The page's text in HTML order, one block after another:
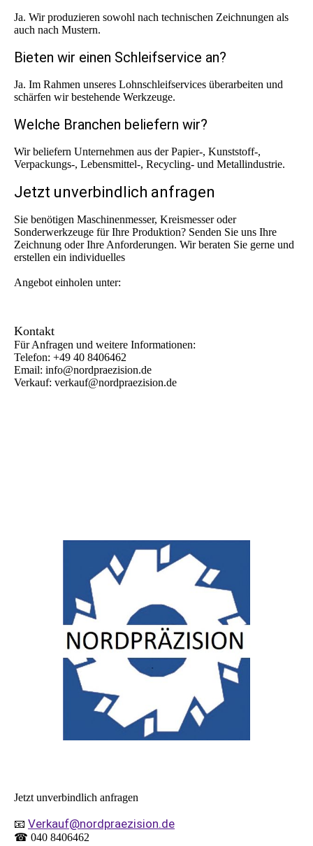
Ja. Wir produzieren sowohl nach technischen Zeichnungen als
auch nach Mustern.
Bieten wir einen Schleifservice an?
Ja. Im Rahmen unseres Lohnschleifservices überarbeiten und
schärfen wir bestehende Werkzeuge.
Welche Branchen beliefern wir?
Wir beliefern Unternehmen aus der Papier-, Kunststoff-,
Verpackungs-, Lebensmittel-, Recycling- und Metallindustrie.
Jetzt unverbindlich anfragen
Sie benötigen Maschinenmesser, Kreismesser oder
Sonderwerkzeuge für Ihre Produktion? Senden Sie uns Ihre
Zeichnung oder Ihre Anforderungen. Wir beraten Sie gerne und
erstellen ein individuelles
Angebot einholen unter:
Kontakt
Für Anfragen und weitere Informationen:
Telefon: +49 40 8406462
Email: info@nordpraezision.de
Verkauf: verkauf@nordpraezision.de
Jetzt unverbindlich anfragen
📧 Verkauf@nordpraezision.de
☎ 040 8406462